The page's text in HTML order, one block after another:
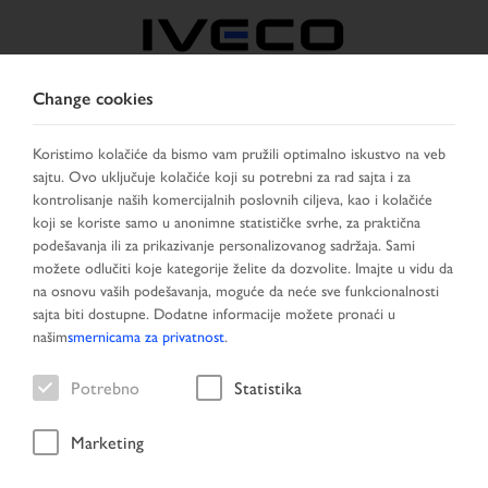
IZABRATI ZEMLJU PROMENITI JEZIK
Toggle
navigation
MENU
Vozilo
Change cookies
Koristimo kolačiće da bismo vam pružili optimalno iskustvo na veb
sajtu. Ovo uključuje kolačiće koji su potrebni za rad sajta i za
kontrolisanje naših komercijalnih poslovnih ciljeva, kao i kolačiće
koji se koriste samo u anonimne statističke svrhe, za praktična
podešavanja ili za prikazivanje personalizovanog sadržaja. Sami
možete odlučiti koje kategorije želite da dozvolite. Imajte u vidu da
na osnovu vaših podešavanja, moguće da neće sve funkcionalnosti
sajta biti dostupne. Dodatne informacije možete pronaći u
našimsmernicama za privatnost.
Potrebno Statistika
Marketing